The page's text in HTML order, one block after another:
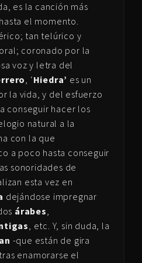
es la canción más
hasta el momento.
tan telúrico y
coronado por la
voz y letra del
, ‘Hiedra’ es un
la vida, y del esfuerzo
conseguir hacer los
natural a la
con la que
a poco hasta conseguir
sonoridades de
esta vez en
dejándose impregnar
árabes,
, etc. Y, sin duda, la
-que están de gira
tras enamorarse el